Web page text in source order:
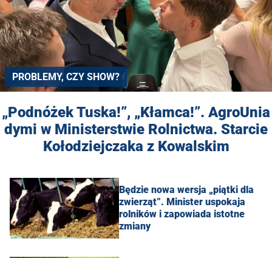
PROBLEMY, CZY SHOW?
„Podnóżek Tuska!”, „Kłamca!”. AgroUnia
dymi w Ministerstwie Rolnictwa. Starcie
Kołodziejczaka z Kowalskim
Będzie nowa wersja „piątki dla
zwierząt”. Minister uspokaja
rolników i zapowiada istotne
zmiany